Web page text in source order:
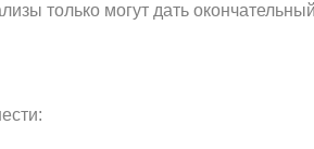
только могут дать